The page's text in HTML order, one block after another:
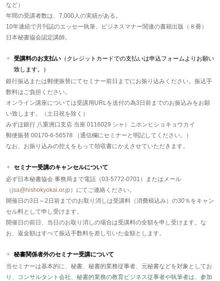
など）
年間の受講者数は、7,000人の実績がある。
10年連続で月刊誌のエッセー執筆、ビジネスマナー関連の書籍出版（８冊）
日本秘書協会認定講師。
受講料のお支払い （クレジットカードでの支払いは申込フォームよりお願い
致します。）
銀行振込または郵便振替にてセミナー前日までにお振り込みください。振込手
数料はご負担ください。
オンライン講座については受講用URLを送付の為3日前までのお振込みをお願
い致します。（土日祝を除く）
みずほ銀行 八重洲口支店 当座 0116029 シャ）ニホンヒショキョウカイ
郵便振替 00170-6-56578 （通信欄にセミナーと明記してください。）
なお、お振り込みの控えをもって領収書にかえさせていただきます。
セミナー受講のキャンセルについて
必ず日本秘書協会 事務局まで電話（03-5772-0701）またはメール
（jsa@hishokyokai.or.jp）にてご連絡ください。
開催日の3日～2日前までのお取り消しは受講料（消費税込み）の30％をキャン
セル料として申し受けます。
開催日の前日、当日のお取り消しの場合は受講料の全額を申し受けます。な
お、返金額はすべて振込手数料を差し引いた金額とします。
秘書関係者外のセミナー受講について
当セミナーは基本的に、秘書、秘書的業務従事者、元秘書などを対象としてお
り、コンサルタント会社、秘書的業務の教育ビジネス従事者や執筆者は、参加